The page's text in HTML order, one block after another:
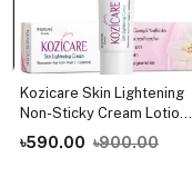
Kozicare Skin Lightening
Non-Sticky Cream Lotion |
Enriched with 3% Kojic
Acid, 1% Alpha Arbutin,
৳590.00 ৳900.00